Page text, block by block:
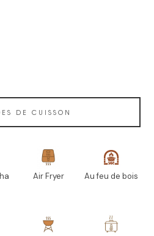
DE CUISSON
Air Fryer Au feu de bois